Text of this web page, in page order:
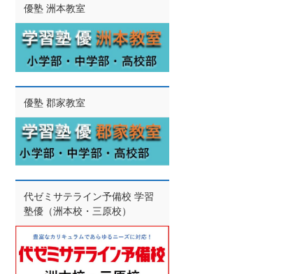
優塾 洲本教室
優塾 郡家教室
代ゼミサテライン予備校 学習
塾優（洲本校・三原校）